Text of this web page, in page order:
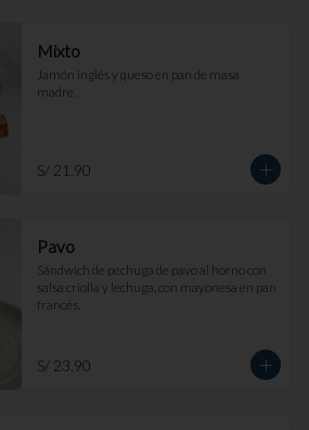
Mixto
Jamón inglés y queso en pan de masa
madre.
S/ 21.90
Pavo
Sándwich de pechuga de pavo al horno con
salsa criolla y lechuga, con mayonesa en pan
francés.
S/ 23.90